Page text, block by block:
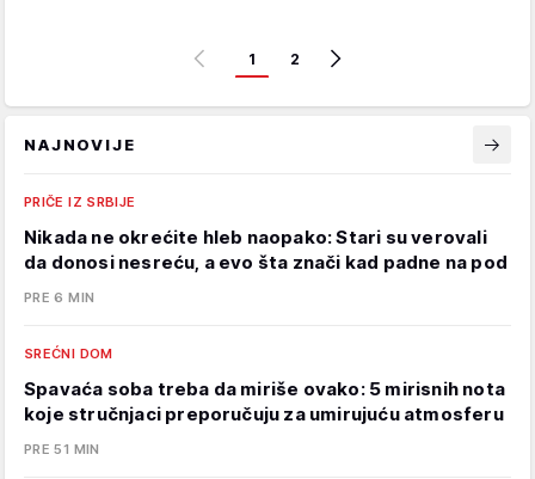
1 2
NAJNOVIJE
PRIČE IZ SRBIJE
Nikada ne okrećite hleb naopako: Stari su verovali
da donosi nesreću, a evo šta znači kad padne na pod
PRE 6 MIN
SREĆNI DOM
Spavaća soba treba da miriše ovako: 5 mirisnih nota
koje stručnjaci preporučuju za umirujuću atmosferu
PRE 51 MIN